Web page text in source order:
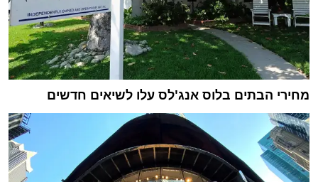
מחירי הבתים בלוס אנג'לס עלו לשיאים חדשים